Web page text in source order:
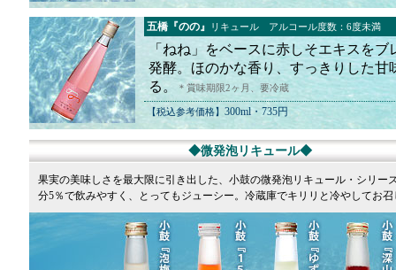
五橋『のの』 リキュール アルコール度数：6度未満
「ねね」をベースに赤しそエキスをブ
発酵。ほのかな香り、すっきりした甘
る。
＊賞味期限2ヶ月、要冷蔵
【税込参考価格】 300ml・735円
◆微発泡リキュール◆
果実の美味しさを最大限に引き出した、小鼓の微発泡リキュール・シリー
分5％で飲みやすく、とってもジューシー。冷蔵庫でキリリと冷やしてお